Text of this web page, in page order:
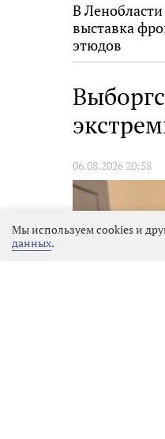
В
выставка
этюдов
06.08.2026 20:58
Мы используем cookies и
данных.